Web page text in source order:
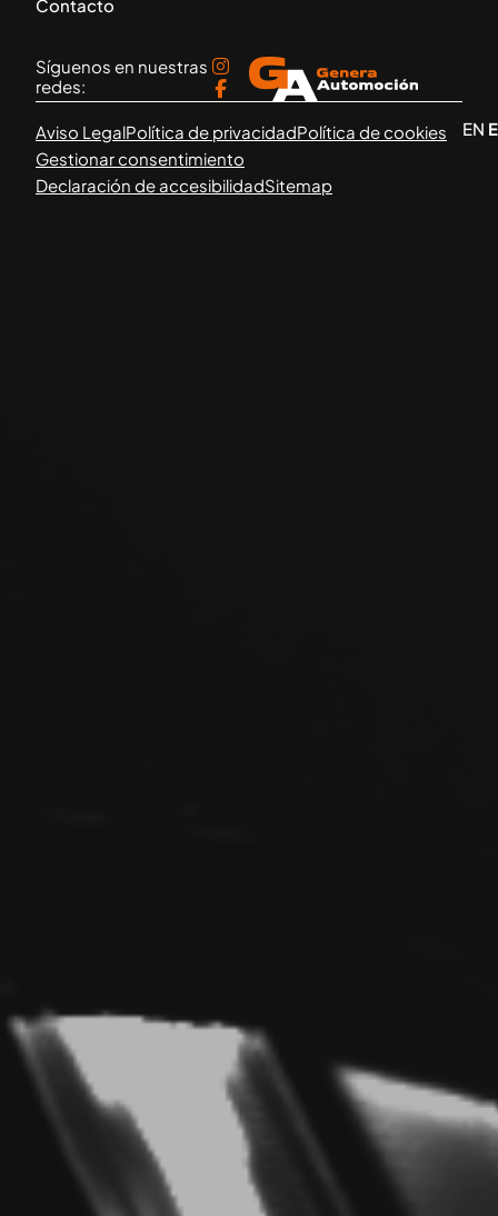
Contacto
Síguenos en nuestras
redes:
EN
Aviso LegalPolítica de privacidadPolítica de cookies
Gestionar consentimiento
Declaración de accesibilidadSitemap